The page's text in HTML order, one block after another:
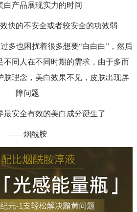
白产品展现实力的时间
快的不安全或者较安全的功效弱
多也困扰着很多想要“白白白”，然后
不同人在不同时期的需求，由于多而
肤理念，美白效果不见，皮肤出现屏
障问题
最安全有效的美白成分诞生了
——烟酰胺